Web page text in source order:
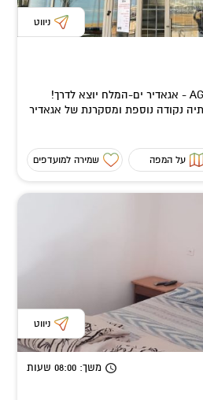
ניווט
גזרנו את הסרט: סניף AGADIR - אגאדיר ים-המלח יוצא לדרך!
נקודה נוספת ומסקרנת של אגאדיר
על המפה שמירה למועדפים
ניווט
משך: 08:00 שעות